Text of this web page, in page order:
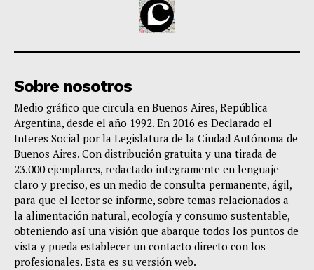
Sobre nosotros
Medio gráfico que circula en Buenos Aires, República
Argentina, desde el año 1992. En 2016 es Declarado el
Interes Social por la Legislatura de la Ciudad Autónoma de
Buenos Aires. Con distribución gratuita y una tirada de
23.000 ejemplares, redactado integramente en lenguaje
claro y preciso, es un medio de consulta permanente, ágil,
para que el lector se informe, sobre temas relacionados a
la alimentación natural, ecología y consumo sustentable,
obteniendo así una visión que abarque todos los puntos de
vista y pueda establecer un contacto directo con los
profesionales. Esta es su versión web.